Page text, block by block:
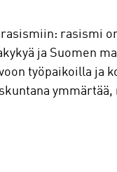
rasismi
ja Suomen
työpaikoilla ja